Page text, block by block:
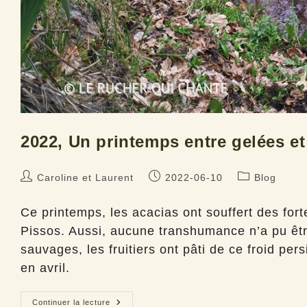
2022, Un printemps entre gelées
Auteur/autrice
publication :
Caroline et Laurent
Publication
2022-06-10
PostBlog
Ce printemps, les acacias ont souffert des
Pissos. Aussi, aucune transhumance n’a pu
sauvages, les fruitiers ont pâti de ce froid
en avril.
Continuer la lecture
2022,